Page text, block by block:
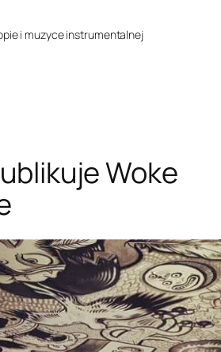
i muzyce instrumentalnej
Woke